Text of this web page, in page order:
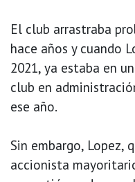
El club arrastraba
hace años y cuando
2021, ya estaba en
club en
ese año.
Sin embargo, Lopez,
accionista